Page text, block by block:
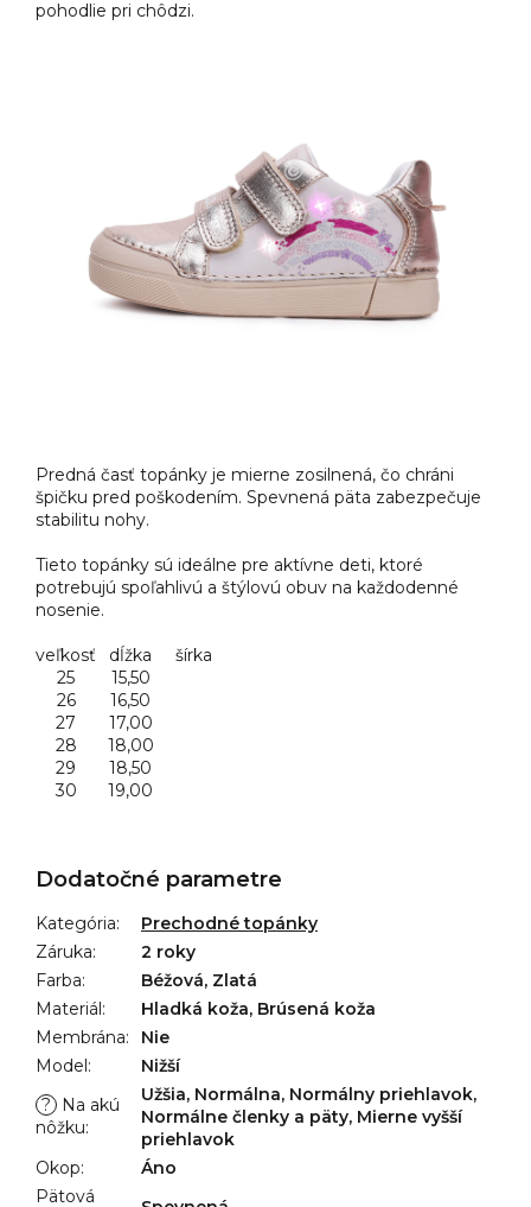
pohodlie pri chôdzi.
Predná časť topánky je mierne zosilnená, čo chráni
špičku pred poškodením. Spevnená päta zabezpečuje
stabilitu nohy.
Tieto topánky sú ideálne pre aktívne deti, ktoré
potrebujú spoľahlivú a štýlovú obuv na každodenné
nosenie.
veľkosť dĺžka
šírka
25
15,50
26
16,50
27
17,00
28
18,00
29
18,50
30
19,00
Dodatočné parametre
Kategória:
Prechodné topánky
Záruka:
2 roky
Farba:
Béžová, Zlatá
Materiál:
Hladká koža, Brúsená koža
Membrána:
Nie
Model:
Nižší
?
Na akú
nôžku:
Užšia, Normálna, Normálny priehlavok,
Normálne členky a päty, Mierne vyšší
priehlavok
Okop:
Áno
Pätová